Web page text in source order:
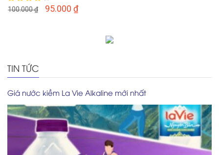
100.000₫ 95.000 ₫
TIN TỨC
Giá nước kiềm La Vie Alkaline mới nhất